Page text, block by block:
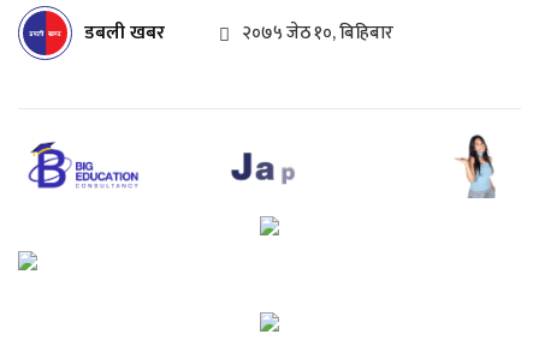
डबली खबर २०७५ जेठ १०, बिहिबार